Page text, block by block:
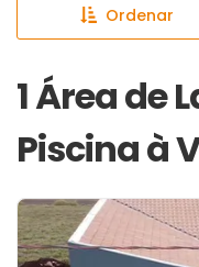
Ordenar
1 Área de
Piscina à